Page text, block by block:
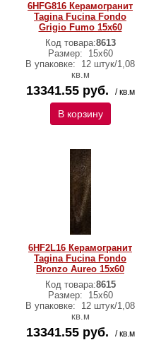
6HFG816 Керамогранит
Tagina Fucina Fondo
Grigio Fumo 15x60
Код товара:8613
Размер:
15x60
В упаковке:
12 штук/1,08
кв.м
13341.55 руб. / кв.м
В корзину
6HF2L16 Керамогранит
Tagina Fucina Fondo
Bronzo Aureo 15x60
Код товара:8615
Размер:
15x60
В упаковке:
12 штук/1,08
кв.м
13341.55 руб. / кв.м